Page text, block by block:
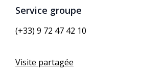
Service groupe
(+33) 9 72 47 42 10
Visite partagée